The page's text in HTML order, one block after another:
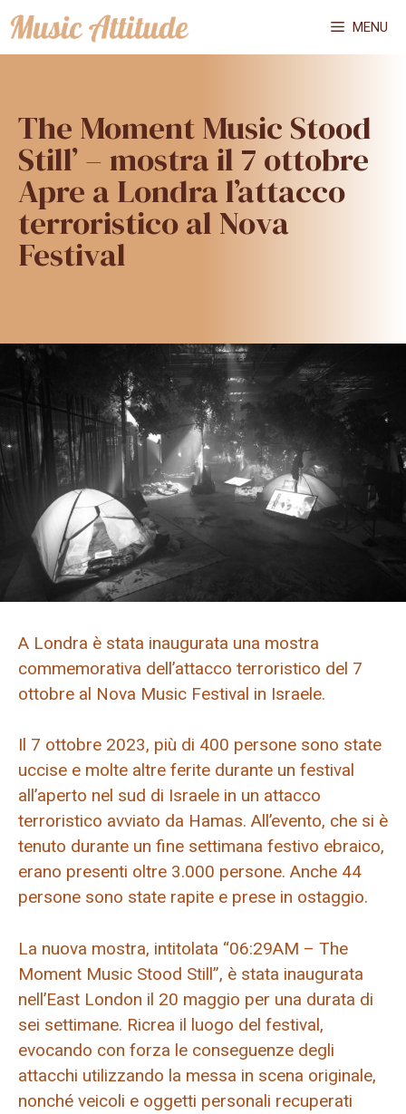
Vai
al
MENU
The Moment Music Stood
Still’ – mostra il 7 ottobre
Apre a Londra l’attacco
terroristico al Nova
Festival
A Londra è stata inaugurata una mostra
commemorativa dell’attacco terroristico del 7
ottobre al Nova Music Festival in Israele.
Il 7 ottobre 2023, più di 400 persone sono state
uccise e molte altre ferite durante un festival
all’aperto nel sud di Israele in un attacco
terroristico avviato da Hamas. All’evento, che si è
tenuto durante un fine settimana festivo ebraico,
erano presenti oltre 3.000 persone. Anche 44
persone sono state rapite e prese in ostaggio.
La nuova mostra, intitolata “06:29AM – The
Moment Music Stood Still”, è stata inaugurata
nell’East London il 20 maggio per una durata di
sei settimane. Ricrea il luogo del festival,
evocando con forza le conseguenze degli
attacchi utilizzando la messa in scena originale,
nonché veicoli e oggetti personali recuperati